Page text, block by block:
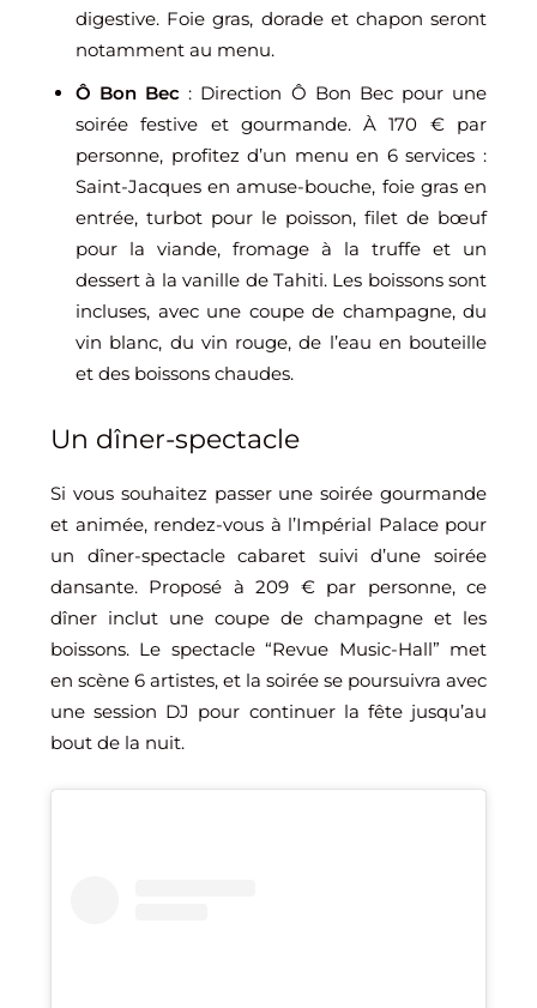
digestive. Foie gras, dorade et chapon seront
notamment au menu.
Ô Bon Bec : Direction Ô Bon Bec pour une
soirée festive et gourmande. À 170 € par
personne, profitez d’un menu en 6 services :
Saint-Jacques en amuse-bouche, foie gras en
entrée, turbot pour le poisson, filet de bœuf
pour la viande, fromage à la truffe et un
dessert à la vanille de Tahiti. Les boissons sont
incluses, avec une coupe de champagne, du
vin blanc, du vin rouge, de l’eau en bouteille
et des boissons chaudes.
Un dîner-spectacle
Si vous souhaitez passer une soirée gourmande
et animée, rendez-vous à l’Impérial Palace pour
un dîner-spectacle cabaret suivi d’une soirée
dansante. Proposé à 209 € par personne, ce
dîner inclut une coupe de champagne et les
boissons. Le spectacle “Revue Music-Hall” met
en scène 6 artistes, et la soirée se poursuivra avec
une session DJ pour continuer la fête jusqu’au
bout de la nuit.